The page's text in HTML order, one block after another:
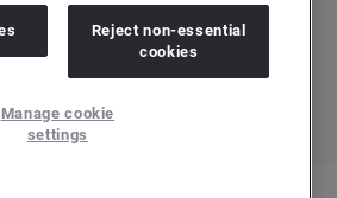
Alle Rechte vorbehalten. De-Saint-Exupéry-Straße 10,
60549 Frankfurt/Main
Frankfurt am Main | Registernummer: HRB 138083 |
Identifikationsnummer: DE278408482
Reject non-essential
cookies
Manage cookie
settings